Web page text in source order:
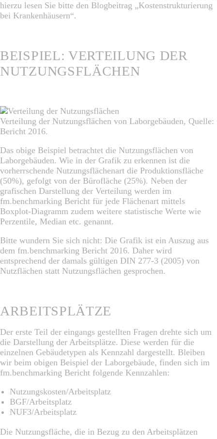
hierzu lesen Sie bitte den Blogbeitrag „Kostenstrukturierung
bei Krankenhäusern“.
BEISPIEL: VERTEILUNG DER
NUTZUNGSFLÄCHEN
Verteilung der Nutzungsflächen von Laborgebäuden,
Bericht 2016.
Das obige Beispiel betrachtet die Nutzungsflächen von
Laborgebäuden. Wie in der Grafik zu erkennen ist die
vorherrschende Nutzungsflächenart die Produktionsfläche
(50%), gefolgt von der Bürofläche (25%). Neben der
grafischen Darstellung der Verteilung werden im
fm.benchmarking Bericht für jede Flächenart mittels
Boxplot-Diagramm zudem weitere statistische Werte wie
Perzentile, Median etc. genannt.
Bitte wundern Sie sich nicht: Die Grafik ist ein Auszug aus
dem fm.benchmarking Bericht 2016. Daher wird
entsprechend der damals gültigen DIN 277-3 (2005) von
Nutzflächen statt Nutzungsflächen gesprochen.
ARBEITSPLÄTZE
Der erste Teil der eingangs gestellten Fragen drehte sich um
die Darstellung der Arbeitsplätze. Diese werden für die
einzelnen Gebäudetypen als Kennzahl dargestellt. Bleiben
wir beim obigen Beispiel der Laborgebäude, finden sich im
fm.benchmarking Bericht folgende Kennzahlen:
Nutzungskosten/Arbeitsplatz
BGF/Arbeitsplatz
NUF3/Arbeitsplatz
Die Nutzungsfläche, die in Bezug zu den Arbeitsplätzen